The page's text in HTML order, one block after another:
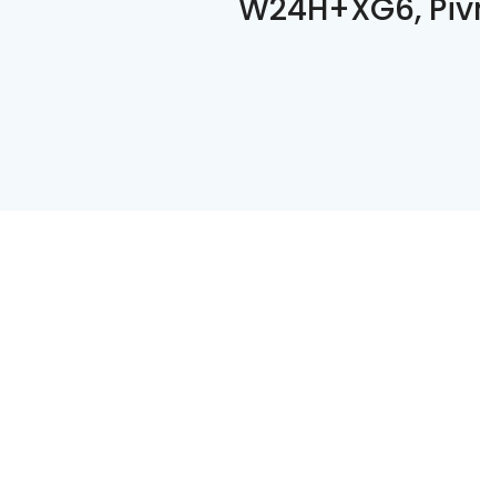
W24H+XG6,